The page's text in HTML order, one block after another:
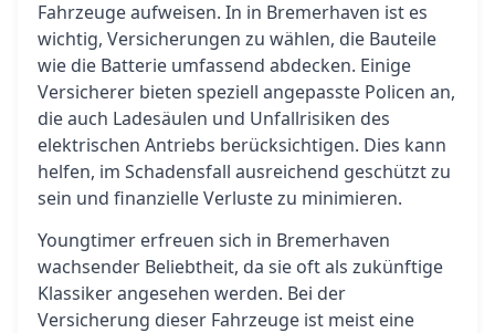
Fahrzeuge aufweisen. In in Bremerhaven ist es
wichtig, Versicherungen zu wählen, die Bauteile
wie die Batterie umfassend abdecken. Einige
Versicherer bieten speziell angepasste Policen an,
die auch Ladesäulen und Unfallrisiken des
elektrischen Antriebs berücksichtigen. Dies kann
helfen, im Schadensfall ausreichend geschützt zu
sein und finanzielle Verluste zu minimieren.
Youngtimer erfreuen sich in Bremerhaven
wachsender Beliebtheit, da sie oft als zukünftige
Klassiker angesehen werden. Bei der
Versicherung dieser Fahrzeuge ist meist eine